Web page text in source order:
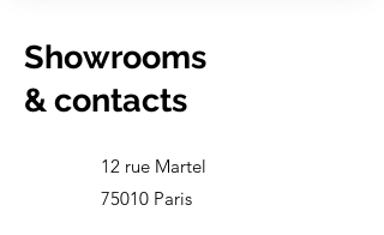
Showrooms
& contacts
12 rue Martel
75010 Paris